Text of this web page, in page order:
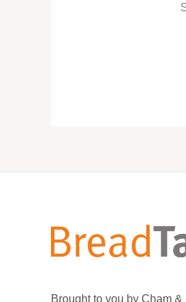
Brought to you by Cham &